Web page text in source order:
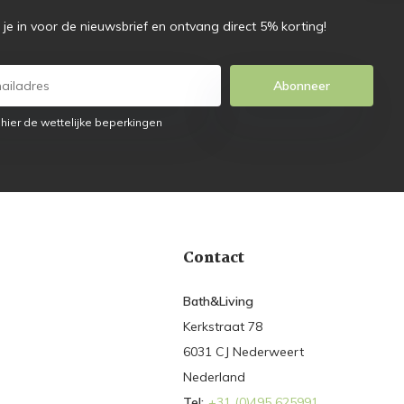
je in voor de nieuwsbrief en ontvang direct 5% korting!
Abonneer
de wettelijke beperkingen
Contact
Bath&Living
Kerkstraat 78
6031 CJ Nederweert
Nederland